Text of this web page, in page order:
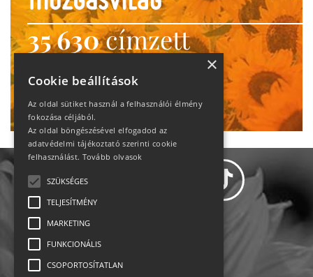
35 630címzett
heti motiváció
Ne maradj le!
Állásajánlatok
×
Cookie beállítások
Az oldal sütiket használ a felhasználói élmény
fokozása céljából.
Az oldal böngészésével elfogadod az
adatvédelmi tájékoztató szerinti cookie
felhasználást. Tovább olvasok
SZÜKSÉGES
TELJESÍTMÉNY
MARKETING
FUNKCIONÁLIS
CSOPORTOSÍTATLAN